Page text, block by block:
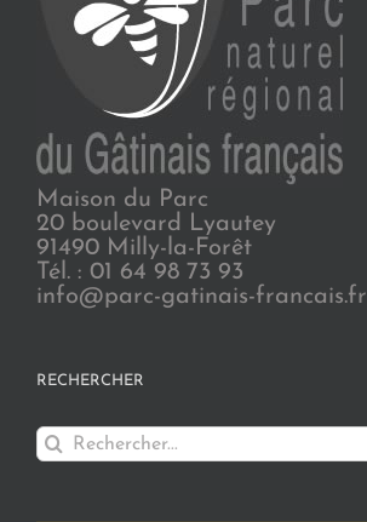
Maison du Parc
20 boulevard Lyautey
91490 Milly-la-Forêt
Tél. : 01 64 98 73 93
info@parc-gatinais-francais.fr
RECHERCHER
Rechercher: